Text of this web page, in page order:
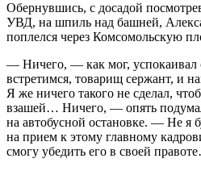
Обернувшись, с досадой
УВД, на шпиль над башней,
поплелся через Комсомольскую
— Ничего, — как мог,
встретимся, товарищ сержант, и
Я же ничего такого не сделал,
взашей… Ничего, — опять
на автобусной остановке. — Не я
на прием к этому главному
смогу убедить его в своей